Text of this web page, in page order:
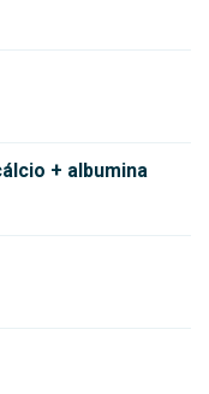
+ albumina